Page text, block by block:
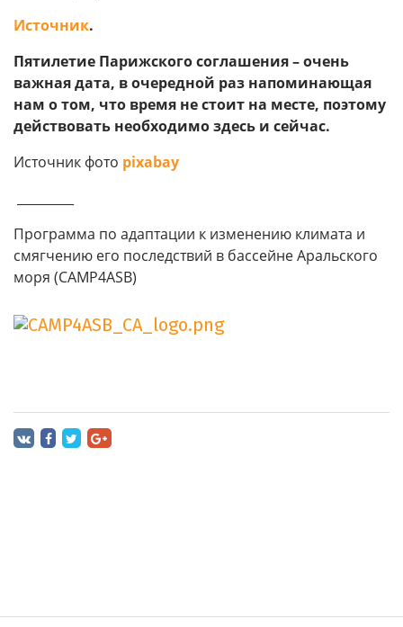
Источник.
Пятилетие Парижского соглашения – очень
важная дата, в очередной раз напоминающая
нам о том, что время не стоит на месте, поэтому
действовать необходимо здесь и сейчас.
Источник фото pixabay
Программа по адаптации к изменению климата и
смягчению его последствий в бассейне Аральского
моря (CAMP4ASB)